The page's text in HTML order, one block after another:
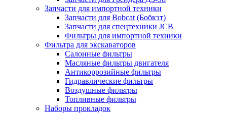
Запчасти для импортной техники
Запчасти для Bobcat (Бобкэт)
Запчасти для спецтехники JCB
Фильтры для импортной техники
Фильтра для экскаваторов
Салонные фильтры
Масляные фильтры двигателя
Антикоррозийные фильтры
Гидравлические фильтры
Воздушные фильтры
Топливные фильтры
Наборы прокладок